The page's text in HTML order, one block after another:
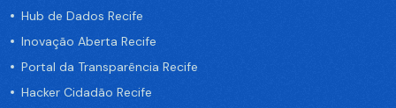
Hub de Dados Recife
Inovação Aberta Recife
Portal da Transparência Recife
Hacker Cidadão Recife